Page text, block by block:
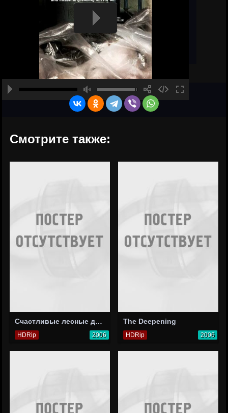
Смотрите также:
Счастливые лесные друзья
HDRip 2006
The Deepening
HDRip 2006